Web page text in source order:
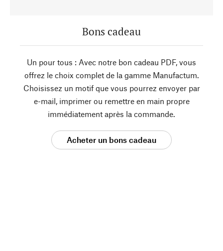
Bons cadeau
Un pour tous : Avec notre bon cadeau PDF, vous
offrez le choix complet de la gamme Manufactum.
Choisissez un motif que vous pourrez envoyer par
e-mail, imprimer ou remettre en main propre
immédiatement après la commande.
Acheter un bons cadeau